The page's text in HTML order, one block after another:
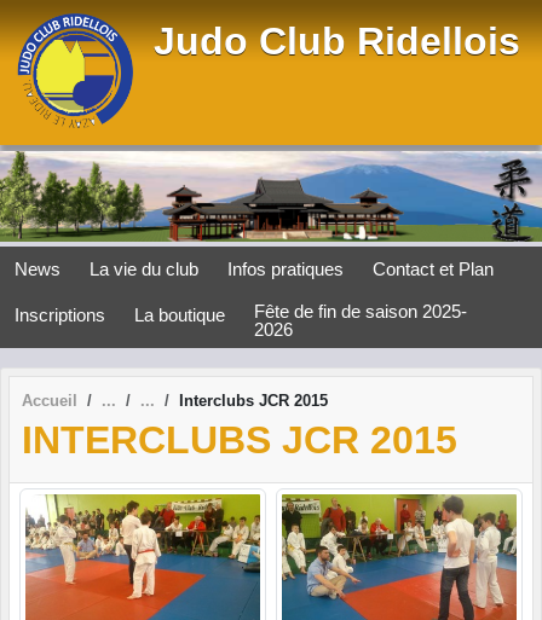
Judo Club Ridellois
News La vie du club Infos pratiques Contact et Plan
Inscriptions La boutique
Fête de fin de saison 2025-
2026
Accueil Interclubs JCR 2015
INTERCLUBS JCR 2015
Panneau de gestion des cookies